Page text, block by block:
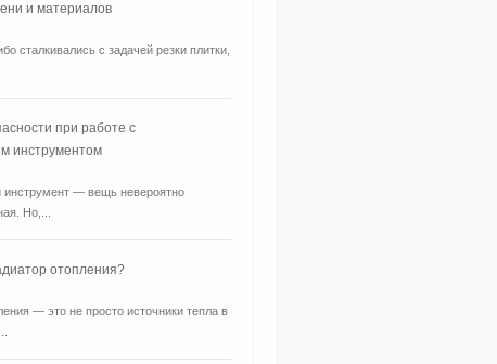
и материалов
сталкивались с задачей резки плитки,
при работе с
инструментом
инструмент — вещь невероятно
Но,...
отопления?
— это не просто источники тепла в